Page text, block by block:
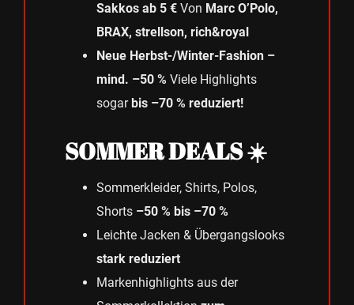
Sakkos ab 5 € Von Marc O’Polo,
BRAX, strellson, rich&royal
Neue Herbst-/Winter-Fashion –
mind. –50 % Viele Highlights
sogarbis –70 % reduziert!
SOMMER DEALS ☀️
Sommerkleider, Shirts, Polos,
Shorts –50 % bis –70 %
Leichte Jacken & Übergangslooks
stark reduziert
Markenhighlights aus der